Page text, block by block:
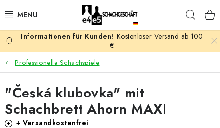
Inhalt
AKTION
SCHACHSPIELE
SCHACHFIGUREN
SCHACHBRETTER
Kostenloser Versand ab 100
€
Professionelle Schachspiele
"Česká klubovka" mit
Schachbrett Ahorn MAXI
+ Versandkostenfrei